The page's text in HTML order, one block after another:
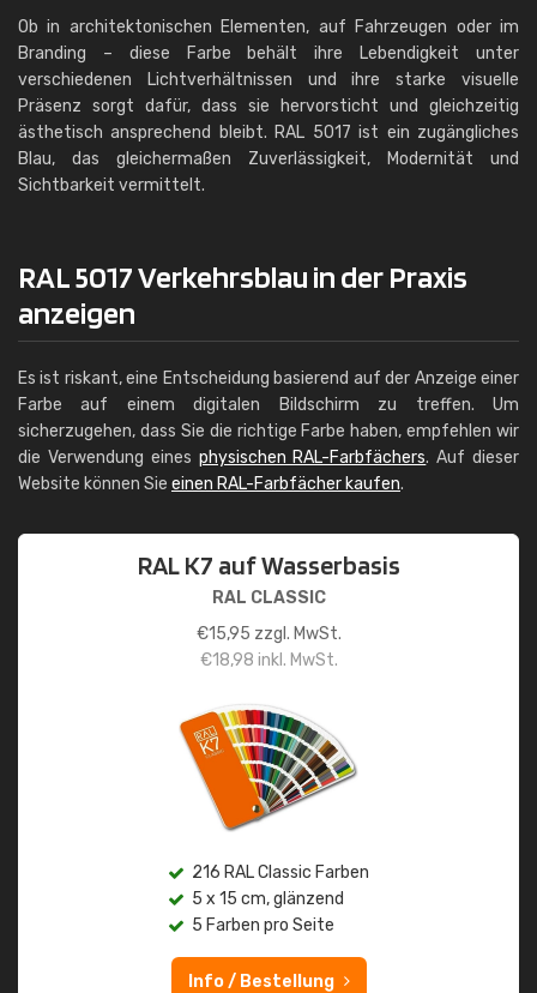
Ob in architektonischen Elementen, auf Fahrzeugen oder im
Branding – diese Farbe behält ihre Lebendigkeit unter
verschiedenen Lichtverhältnissen und ihre starke visuelle
Präsenz sorgt dafür, dass sie hervorsticht und gleichzeitig
ästhetisch ansprechend bleibt. RAL 5017 ist ein zugängliches
Blau, das gleichermaßen Zuverlässigkeit, Modernität und
Sichtbarkeit vermittelt.
RAL 5017 Verkehrsblau in der Praxis
anzeigen
Es ist riskant, eine Entscheidung basierend auf der Anzeige einer
Farbe auf einem digitalen Bildschirm zu treffen. Um
sicherzugehen, dass Sie die richtige Farbe haben, empfehlen wir
die Verwendung eines physischen RAL-Farbfächers. Auf dieser
Website können Sie einen RAL-Farbfächer kaufen.
RAL K7 auf Wasserbasis
RAL CLASSIC
€15,95 zzgl. MwSt.
€18,98 inkl. MwSt.
216 RAL Classic Farben
5 x 15 cm, glänzend
5 Farben pro Seite
Info / Bestellung